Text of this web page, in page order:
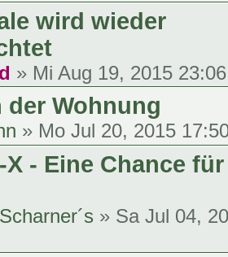
wird wieder
» Mi Aug 19, 2015 23:06
der Wohnung
» Mo Jul 20, 2015
X - Eine Chance
» Sa Jul 04,